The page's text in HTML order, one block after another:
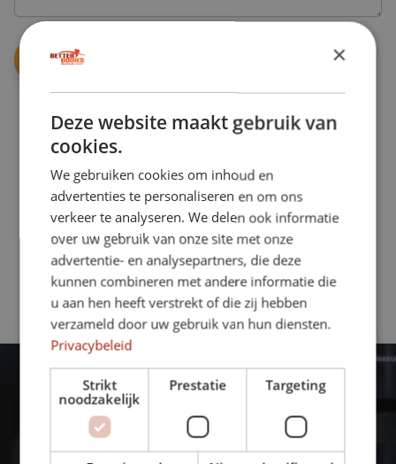
Aan de slag
×
Deze website maakt gebruik van
cookies.
We gebruiken cookies om inhoud en
advertenties te personaliseren en om ons
verkeer te analyseren. We delen ook informatie
over uw gebruik van onze site met onze
advertentie- en analysepartners, die deze
kunnen combineren met andere informatie die
u aan hen heeft verstrekt of die zij hebben
verzameld door uw gebruik van hun diensten.
Privacybeleid
Strikt
noodzakelijk
Prestatie Targeting